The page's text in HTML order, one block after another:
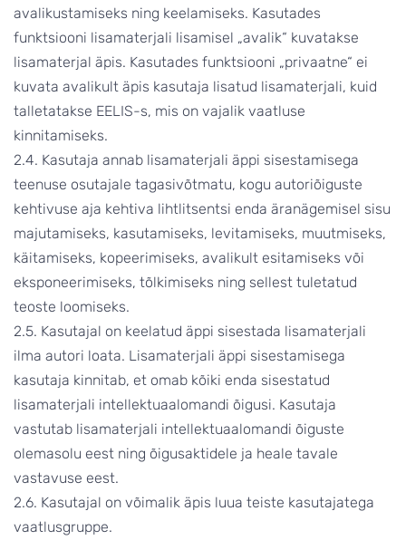
avalikustamiseks ning keelamiseks. Kasutades
funktsiooni lisamaterjali lisamisel „avalik“ kuvatakse
lisamaterjal äpis. Kasutades funktsiooni „privaatne“ ei
kuvata avalikult äpis kasutaja lisatud lisamaterjali, kuid
talletatakse EELIS-s, mis on vajalik vaatluse
kinnitamiseks.
2.4. Kasutaja annab lisamaterjali äppi sisestamisega
teenuse osutajale tagasivõtmatu, kogu autoriõiguste
kehtivuse aja kehtiva lihtlitsentsi enda äranägemisel sisu
majutamiseks, kasutamiseks, levitamiseks, muutmiseks,
käitamiseks, kopeerimiseks, avalikult esitamiseks või
eksponeerimiseks, tõlkimiseks ning sellest tuletatud
teoste loomiseks.
2.5. Kasutajal on keelatud äppi sisestada lisamaterjali
ilma autori loata. Lisamaterjali äppi sisestamisega
kasutaja kinnitab, et omab kõiki enda sisestatud
lisamaterjali intellektuaalomandi õigusi. Kasutaja
vastutab lisamaterjali intellektuaalomandi õiguste
olemasolu eest ning õigusaktidele ja heale tavale
vastavuse eest.
2.6. Kasutajal on võimalik äpis luua teiste kasutajatega
vaatlusgruppe.